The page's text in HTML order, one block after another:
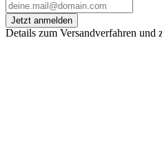
Jetzt anmelden
Details zum Versandverfahren